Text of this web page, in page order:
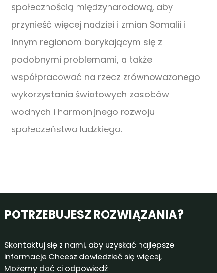
społecznością międzynarodową, aby
przynieść więcej nadziei i zmian Somalii i
innym regionom borykającym się z
podobnymi problemami, a także
współpracować na rzecz zrównoważonego
wykorzystania światowych zasobów
wodnych i harmonijnego rozwoju
społeczeństwa ludzkiego.
POTRZEBUJESZ ROZWIĄZANIA?
Skontaktuj się z nami, aby uzyskać najlepsze
informacje Chcesz dowiedzieć się więcej,
Możemy dać ci odpowiedź